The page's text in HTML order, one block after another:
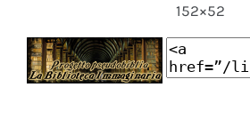
152×52